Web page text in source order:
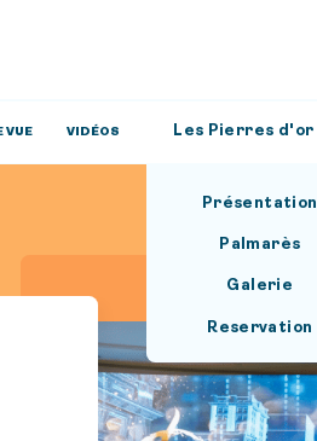
VUE VIDÉOS Les Pierres d'or
Présentation
Palmarès
Galerie
Reservation